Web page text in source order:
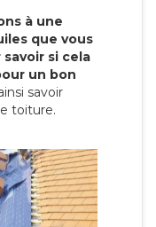
à une
que vous
si cela
un bon
savoir
toiture.